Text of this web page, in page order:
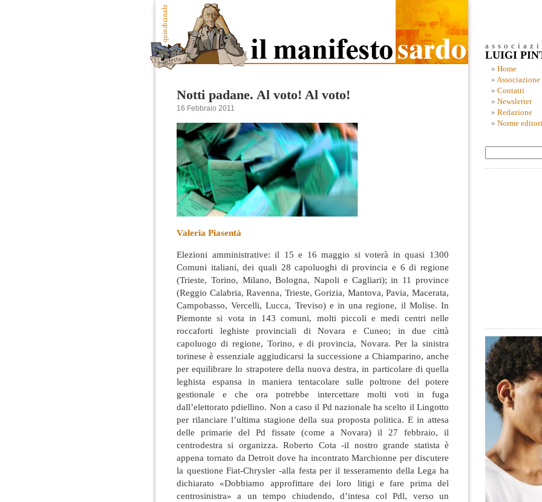
Notti padane. Al voto! Al voto!
16 Febbraio 2011
Valeria Piasentà
Elezioni amministrative: il 15 e 16 maggio si voterà in quasi 1300
Comuni italiani, dei quali 28 capoluoghi di provincia e 6 di regione
(Trieste, Torino, Milano, Bologna, Napoli e Cagliari); in 11 province
(Reggio Calabria, Ravenna, Trieste, Gorizia, Mantova, Pavia, Macerata,
Campobasso, Vercelli, Lucca, Treviso) e in una regione, il Molise. In
Piemonte si vota in 143 comuni, molti piccoli e medi centri nelle
roccaforti leghiste provinciali di Novara e Cuneo; in due città
capoluogo di regione, Torino, e di provincia, Novara. Per la sinistra
torinese è essenziale aggiudicarsi la successione a Chiamparino, anche
per equilibrare lo strapotere della nuova destra, in particolare di quella
leghista espansa in maniera tentacolare sulle poltrone del potere
gestionale e che ora potrebbe intercettare molti voti in fuga
dall’elettorato pdiellino. Non a caso il Pd nazionale ha scelto il Lingotto
per rilanciare l’ultima stagione della sua proposta politica. E in attesa
delle primarie del Pd fissate (come a Novara) il 27 febbraio, il
centrodestra si organizza. Roberto Cota -il nostro grande statista è
appena tornato da Detroit dove ha incontrato Marchionne per discutere
la questione Fiat-Chrysler -alla festa per il tesseramento della Lega ha
dichiarato «Dobbiamo approfittare dei loro litigi e fare prima del
centrosinistra» a un tempo chiudendo, d’intesa col Pdl, verso un
LUIGI
Home
Associazione
Contatti
Newsletter
Redazione
Norme